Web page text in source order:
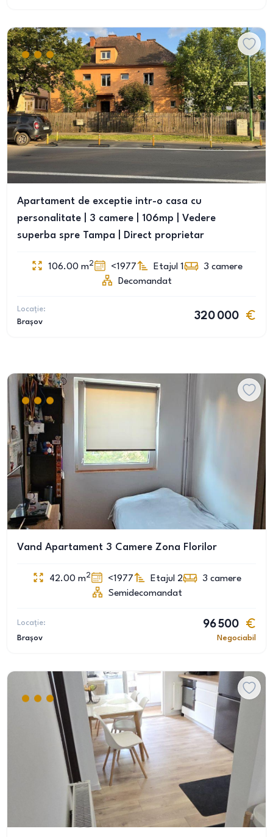
Apartament de exceptie intr-o casa cu
personalitate | 3 camere | 106mp | Vedere
superba spre Tampa | Direct proprietar
106.00 m2 <1977 Etajul 1 3 camere
Decomandat
Locație:
Brașov
320 000
Vand Apartament 3 Camere Zona Florilor
42.00 m2 <1977 Etajul 2 3 camere
Semidecomandat
Locație:
Brașov
96 500
Negociabil